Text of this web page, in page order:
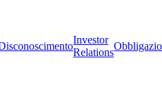
Investor
Relations